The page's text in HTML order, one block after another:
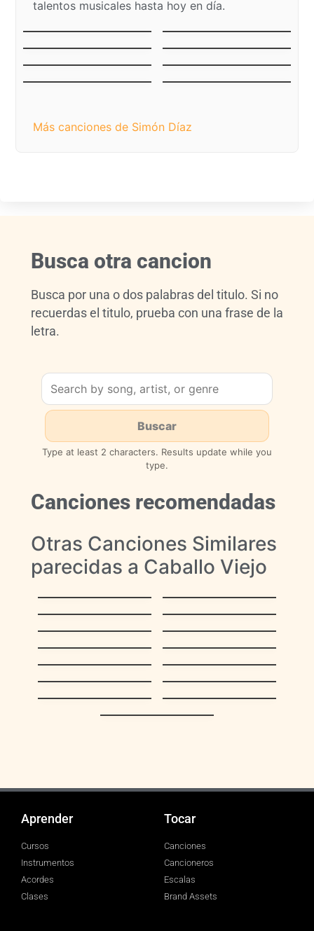
talentos musicales hasta hoy en día.
Becerrito)
El Niño del Ávila
El Niño Jesús Llanero
Mercedes
Tonada de Luna Llena
La Pena del Becerrero
Luna de Margarita
Caballo Viejo
Más canciones de Simón Díaz​
Busca otra cancion
Busca por una o dos palabras del titulo. Si no
recuerdas el titulo, prueba con una frase de la
letra.
Type at least 2 characters. Results update while you
type.
Canciones recomendadas
Otras Canciones Similares
parecidas a Caballo Viejo
(El Becerrito)
Volverás
Pasillaneando
Mercedes
Linda Barinas
tu amor?
Trotecito
Caritas Tristes
El guapo
Rosa gentil
Aquel
Egoísmo
TODAS LLANERA
Cristal
Enamorando De Ti
Aprender
Cursos
Instrumentos
Acordes
Clases
Tocar
Canciones
Cancioneros
Escalas
Brand Assets